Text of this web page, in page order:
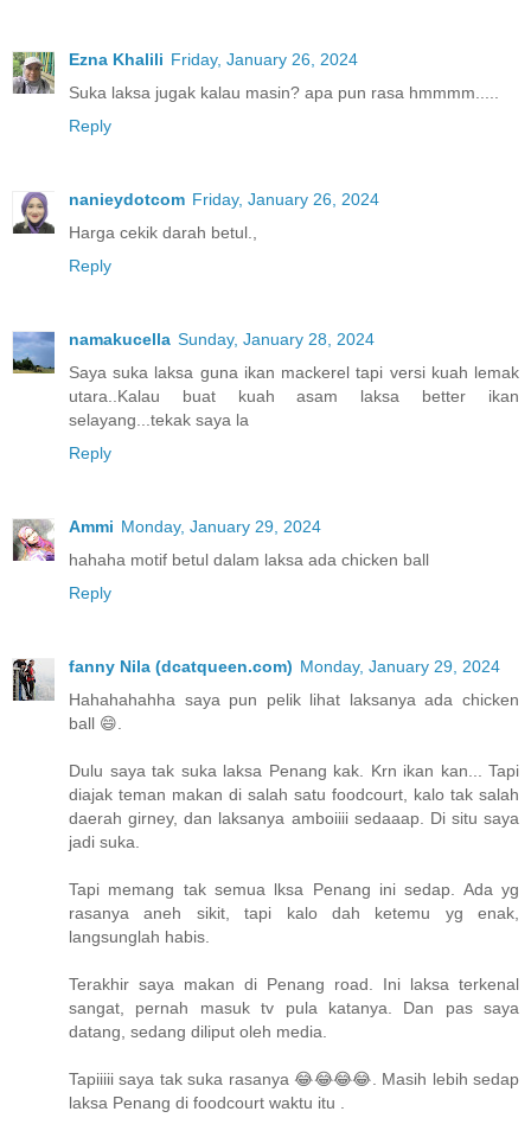
Ezna Khalili Friday, January 26, 2024
Suka laksa jugak kalau masin? apa pun rasa hmmmm.....
Reply
nanieydotcom Friday, January 26, 2024
Harga cekik darah betul.,
Reply
namakucella Sunday, January 28, 2024
Saya suka laksa guna ikan mackerel tapi versi kuah lemak
utara..Kalau buat kuah asam laksa better ikan
selayang...tekak saya la
Reply
Ammi Monday, January 29, 2024
hahaha motif betul dalam laksa ada chicken ball
Reply
fanny Nila (dcatqueen.com) Monday, January 29, 2024
Hahahahahha saya pun pelik lihat laksanya ada chicken
ball 😄.
Dulu saya tak suka laksa Penang kak. Krn ikan kan... Tapi
diajak teman makan di salah satu foodcourt, kalo tak salah
daerah girney, dan laksanya amboiiii sedaaap. Di situ saya
jadi suka.
Tapi memang tak semua lksa Penang ini sedap. Ada yg
rasanya aneh sikit, tapi kalo dah ketemu yg enak,
langsunglah habis.
Terakhir saya makan di Penang road. Ini laksa terkenal
sangat, pernah masuk tv pula katanya. Dan pas saya
datang, sedang diliput oleh media.
Tapiiiii saya tak suka rasanya 😂😂😂😂. Masih lebih sedap
laksa Penang di foodcourt waktu itu .